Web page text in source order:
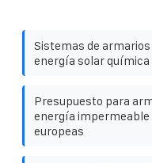
Sistemas de
energía solar química
Presupuesto para
energía impermeable
europeas